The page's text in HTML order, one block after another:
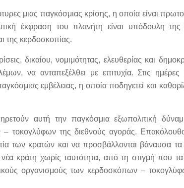
μιας παγκόσμιας κρίσης, η οποία είναι
έκφραση του πλανήτη είναι υπόδουλη της
της κερδοσκοπίας.
δικαίου, νομιμότητας, ελευθερίας και
να ανταπεξέλθει με επιτυχία. Στις
εμβέλειας, η οποία ποδηγετεί και
αυτή την παγκόσμια εξωπολιτική
τοκογλύφων της διεθνούς αγοράς.
των κρατών και να προσβάλλονται βάναυσα
κράτη χωρίς ταυτότητα, από τη στιγμή που
οργανισμούς των κερδοσκόπων –